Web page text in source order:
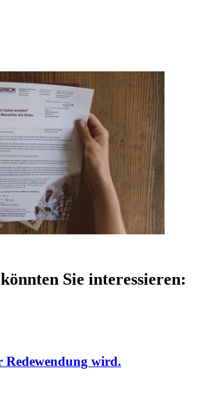
Sie interessieren:
Redewendung wird.